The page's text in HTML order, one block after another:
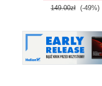
149.00zł (-49%)